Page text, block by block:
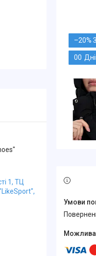
–20%
00
1, ТЦ